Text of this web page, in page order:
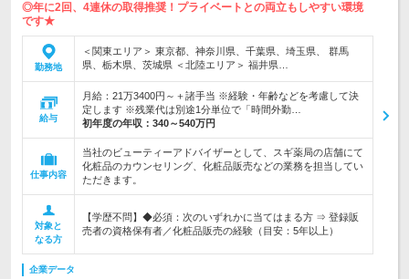
◎年に2回、4連休の取得推奨！プライベートとの両立もしやすい環境
です★
勤務地
＜関東エリア＞ 東京都、神奈川県、千葉県、埼玉県、 群馬
県、栃木県、茨城県 ＜北陸エリア＞ 福井県…
給与
月給：21万3400円～＋諸手当 ※経験・年齢などを考慮して決
定します ※残業代は別途1分単位で「時間外勤…
初年度の年収： 340～540万円
仕事内容
当社のビューティーアドバイザーとして、スギ薬局の店舗にて
化粧品のカウンセリング、化粧品販売などの業務を担当してい
ただきます。
対象と
なる方
【学歴不問】◆必須：次のいずれかに当てはまる方 ⇒ 登録販
売者の資格保有者／化粧品販売の経験（目安：5年以上）
企業データ